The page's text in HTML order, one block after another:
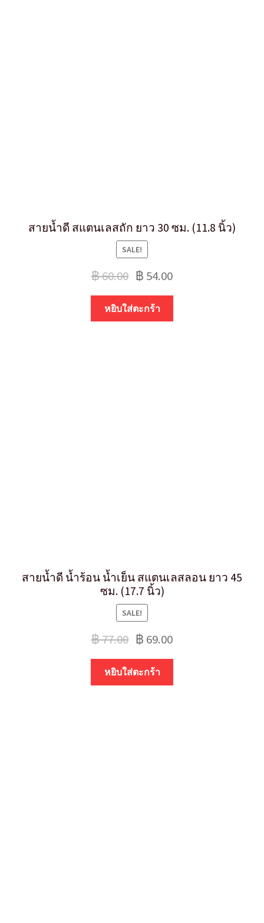
สายน้ำดี สแตนเลสถัก ยาว 30 ซม. (11.8 นิ้ว)
SALE!
฿60.00 ฿ 54.00
หยิบใส่ตะกร้า
สายน้ำดี น้ำร้อน น้ำเย็น สแตนเลสลอน ยาว 45
ซม. (17.7 นิ้ว)
SALE!
฿77.00 ฿ 69.00
หยิบใส่ตะกร้า